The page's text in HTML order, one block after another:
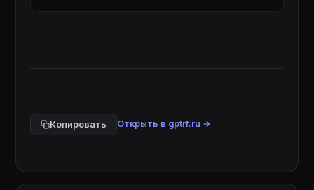
Копировать Открыть в gptrf.ru →